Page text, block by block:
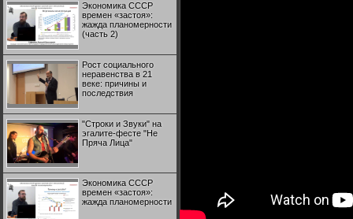
Экономика СССР
времен «застоя»:
жажда планомерности
(часть 2)
Рост социального
неравенства в 21
веке: причины и
последствия
"Строки и Звуки" на
эгалите-фесте "Не
Пряча Лица"
Экономика СССР
времен «застоя»:
жажда планомерности